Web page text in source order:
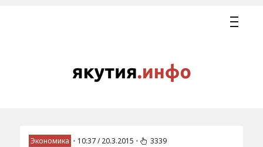
Экономика • 10:37 / 20.3.2015 • 3339